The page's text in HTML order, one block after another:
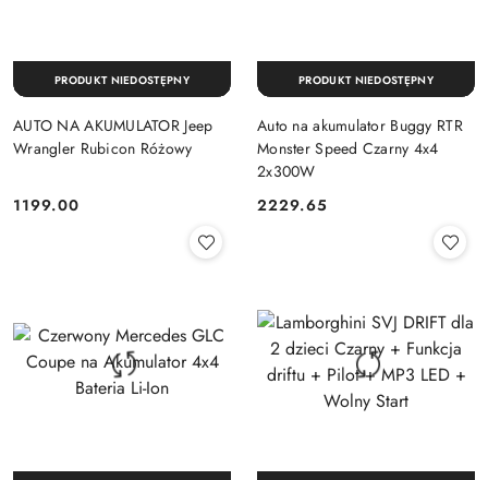
AUTO NA AKUMULATOR Jeep
Wrangler Rubicon Różowy
Cena:
1199.00
PRODUKT NIEDOSTĘPNY
Auto na akumulator Buggy RTR
Monster Speed Czarny 4x4
2x300W
Cena:
2229.65
PRODUKT NIEDOSTĘPNY